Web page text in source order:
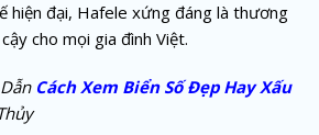
hiện đại, Hafele xứng đáng là thương
cho mọi gia đình Việt.
Cách Xem Biển Số Đẹp Hay Xấu